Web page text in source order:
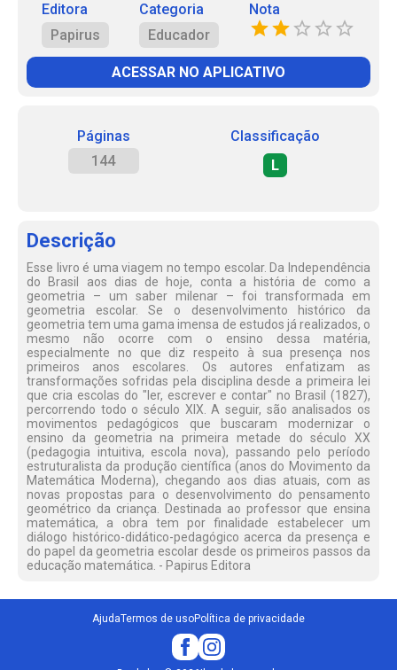
Editora
Papirus
Categoria
Educador
Nota
ACESSAR NO APLICATIVO
Páginas
144
Classificação
L
Descrição
Esse livro é uma viagem no tempo escolar. Da Independência
do Brasil aos dias de hoje, conta a história de como a
geometria – um saber milenar – foi transformada em
geometria escolar. Se o desenvolvimento histórico da
geometria tem uma gama imensa de estudos já realizados, o
mesmo não ocorre com o ensino dessa matéria,
especialmente no que diz respeito à sua presença nos
primeiros anos escolares. Os autores enfatizam as
transformações sofridas pela disciplina desde a primeira lei
que cria escolas do "ler, escrever e contar" no Brasil (1827),
percorrendo todo o século XIX. A seguir, são analisados os
movimentos pedagógicos que buscaram modernizar o
ensino da geometria na primeira metade do século XX
(pedagogia intuitiva, escola nova), passando pelo período
estruturalista da produção científica (anos do Movimento da
Matemática Moderna), chegando aos dias atuais, com as
novas propostas para o desenvolvimento do pensamento
geométrico da criança. Destinada ao professor que ensina
matemática, a obra tem por finalidade estabelecer um
diálogo histórico-didático-pedagógico acerca da presença e
do papel da geometria escolar desde os primeiros passos da
educação matemática. - Papirus Editora
AjudaTermos de usoPolítica de privacidade